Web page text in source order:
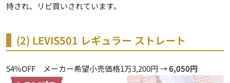
持され、リピ買いされています。
(2) LEVIS501 レギュラー ストレート
54%OFF メーカー希望小売価格1万3,200円 →6,050円